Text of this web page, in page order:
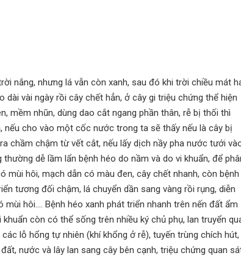
nắng, nhưng lá vẫn còn xanh, sau đó khi trời chiều mát
vài ngày rồi cây chết hẳn, ở cây gi triệu chứng thể hiện
mềm nhũn, dùng dao cắt ngang phần thân, rễ bị thối thì
cho vào một cốc nước trong ta sẽ thấy nếu là cây bị
chầm chậm từ vết cắt, nếu lấy dịch nầy pha nước tưới
dễ lầm lẩn bệnh héo do nầm và do vi khuẩn, để
mùi hôi, mạch dẫn có màu đen, cây chết nhanh, còn bệnh
tương đối chậm, lá chuyển dần sang vàng rồi rụng, diễn
hôi…. Bệnh héo xanh phát triển nhanh trên nến đất ẩm
còn có thể sống trên nhiều ký chủ phụ, lan truyển
lỗ hổng tự nhiên (khí khổng ở rễ), tuyến trùng chích hút,
nước và lây lan sang cây bên cạnh, triệu chứng quan